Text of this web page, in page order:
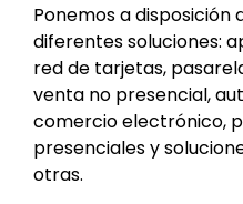
Ponemos a disposición
diferentes soluciones:
red de tarjetas,
venta no presencial,
comercio electrónico,
presenciales y
otras.